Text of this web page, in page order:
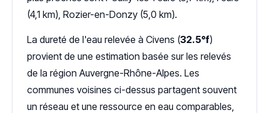
(4,1 km), Rozier-en-Donzy (5,0 km).
La dureté de l'eau relevée à Civens (32.5°f)
provient de une estimation basée sur les relevés
de la région Auvergne-Rhône-Alpes. Les
communes voisines ci-dessus partagent souvent
un réseau et une ressource en eau comparables,